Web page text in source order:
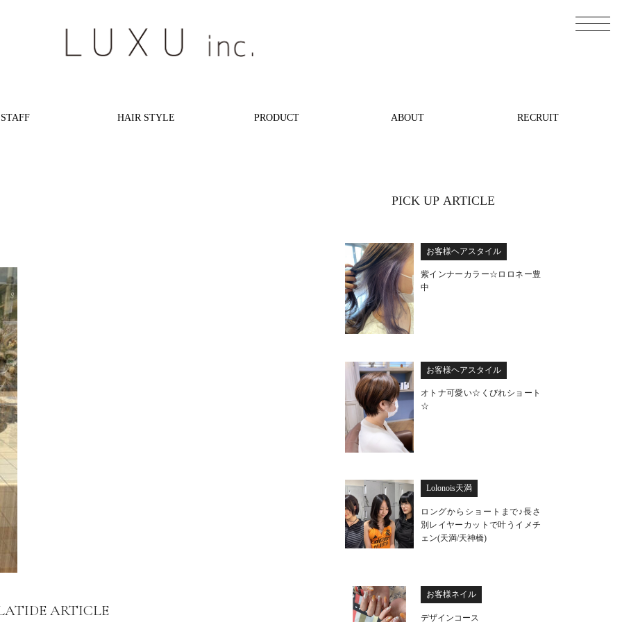
STAFF HAIR STYLE PRODUCT ABOUT RECRUIT
ARTICLE
PICK UP ARTICLE
お客様ヘアスタイル
紫インナーカラー☆ロロネー豊
中
お客様ヘアスタイル
オトナ可愛い☆くびれショート
☆
Lolonois天満
ロングからショートまで♪長さ
別レイヤーカットで叶うイメチ
ェン(天満/天神橋)
お客様ネイル
デザインコース